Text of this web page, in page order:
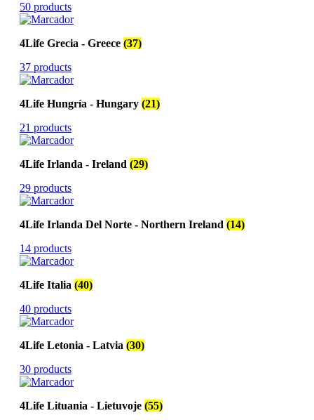
50 products
4Life Grecia - Greece (37)
37 products
4Life Hungría - Hungary (21)
21 products
4Life Irlanda - Ireland (29)
29 products
4Life Irlanda Del Norte - Northern Ireland (14)
14 products
4Life Italia (40)
40 products
4Life Letonia - Latvia (30)
30 products
4Life Lituania - Lietuvoje (55)